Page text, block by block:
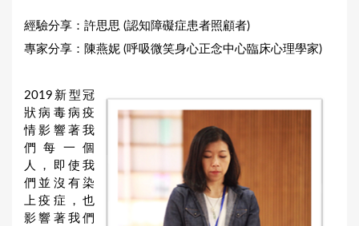
經驗分享：許思思 (認知障礙症患者照顧者)
專家分享：陳燕妮 (呼吸微笑身心正念中心臨床心理學家)
2019新型冠
狀病毒病疫
情影響著我
們每一個
人，即使我
們並沒有染
上疫症，也
影響著我們